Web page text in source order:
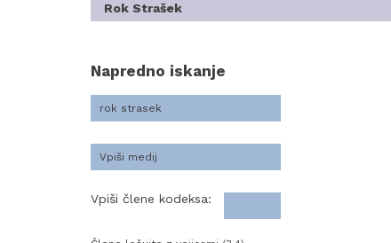
Rok Strašek
Napredno iskanje
Vpiši člene kodeksa: